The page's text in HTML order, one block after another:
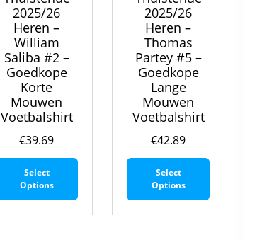
2025/26
Heren –
William
Saliba #2 –
Goedkope
Korte
Mouwen
Voetbalshirt
€39.69
Select
Options
Dit
2025/26
Heren –
Thomas
Partey #5 –
Goedkope
Lange
Mouwen
Voetbalshirt
€42.89
Select
Options
Dit